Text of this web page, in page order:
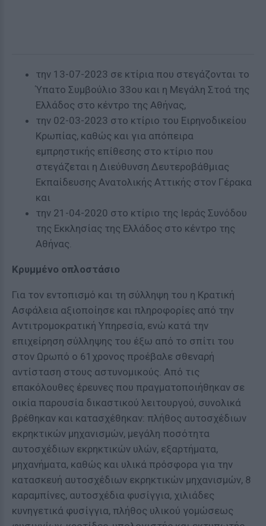
την 13-07-2023 σε κτίρια που στεγάζονται το
Ύπατο Συμβούλιο 33ου και η Μεγάλη Στοά της
Ελλάδος στο κέντρο της Αθήνας,
την 02-03-2023 στο κτίριο του Ειρηνοδικείου
Κρωπίας, καθώς και για απόπειρα
εμπρηστικής επίθεσης στο κτίριο που
στεγάζεται η Διεύθυνση Δευτεροβάθμιας
Εκπαίδευσης Ανατολικής Αττικής στον Γέρακα
και
την 21-04-2020 στο κτίριο της Ιεράς Συνόδου
της Εκκλησίας της Ελλάδος στο κέντρο της
Αθήνας.
Κρυμμένο οπλοστάσιο
Για τον εντοπισμό και τη σύλληψη του η Κρατική
Ασφάλεια αξιοποίησε και πληροφορίες από την
Αντιτρομοκρατική Υπηρεσία, ενώ κατά την
επιχείρηση σύλληψης του έξω από το σπίτι του
στον Ωρωπό ο 61χρονος προέβαλε σθεναρή
αντίσταση στους αστυνομικούς. Από τις
επακόλουθες έρευνες που πραγματοποιήθηκαν σε
οικία παρουσία δικαστικού λειτουργού, συνολικά
βρέθηκαν και κατασχέθηκαν: πλήθος αυτοσχέδιων
εκρηκτικών μηχανισμών, μεγάλη ποσότητα
αυτοσχέδιων εκρηκτικών υλών, εξαρτήματα,
μηχανήματα, καθώς και υλικά πρόσφορα για την
κατασκευή αυτοσχέδιων εκρηκτικών μηχανισμών, 8
καραμπίνες, αυτοσχέδια φυσίγγια, χιλιάδες
κυνηγετικά φυσίγγια, πλήθος υλικού γομώσεως